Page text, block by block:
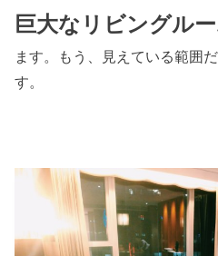
巨大なリビングル
ます。もう、見えている範囲
す。